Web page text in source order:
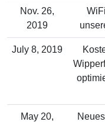
Nov. 26,
2019
July 8, 2019
May 20,